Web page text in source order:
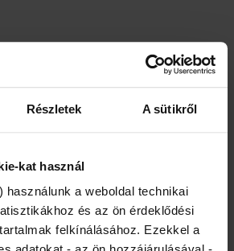
Részletek A sütikről
kat használ
használunk a weboldal technikai
és az ön érdeklődési
felkínálásához. Ezekkel a